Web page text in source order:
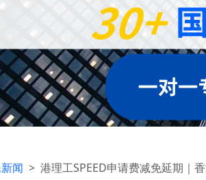
闻 港理工SPEED申请费减免延期｜